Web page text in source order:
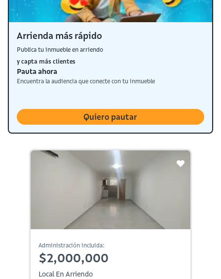
Arrienda más rápido
Publica tu inmueble en arriendo
y capta más clientes
Pauta ahora
Encuentra la audiencia que conecte con tu inmueble
Quiero pautar
Administración incluida:
$2,000,000
Local En Arriendo